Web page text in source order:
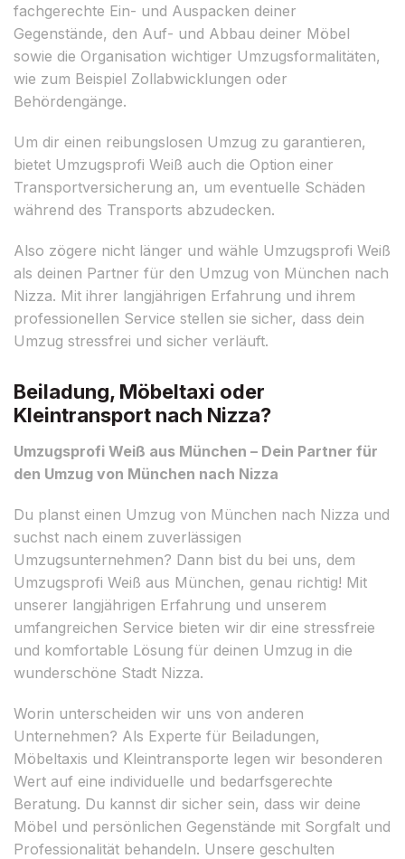
fachgerechte Ein- und Auspacken deiner
Gegenstände, den Auf- und Abbau deiner Möbel
sowie die Organisation wichtiger Umzugsformalitäten,
wie zum Beispiel Zollabwicklungen oder
Behördengänge.
Um dir einen reibungslosen Umzug zu garantieren,
bietet Umzugsprofi Weiß auch die Option einer
Transportversicherung an, um eventuelle Schäden
während des Transports abzudecken.
Also zögere nicht länger und wähle Umzugsprofi Weiß
als deinen Partner für den Umzug von München nach
Nizza. Mit ihrer langjährigen Erfahrung und ihrem
professionellen Service stellen sie sicher, dass dein
Umzug stressfrei und sicher verläuft.
Beiladung, Möbeltaxi oder
Kleintransport nach Nizza?
Umzugsprofi Weiß aus München – Dein Partner für
den Umzug von München nach Nizza
Du planst einen Umzug von München nach Nizza und
suchst nach einem zuverlässigen
Umzugsunternehmen? Dann bist du bei uns, dem
Umzugsprofi Weiß aus München, genau richtig! Mit
unserer langjährigen Erfahrung und unserem
umfangreichen Service bieten wir dir eine stressfreie
und komfortable Lösung für deinen Umzug in die
wunderschöne Stadt Nizza.
Worin unterscheiden wir uns von anderen
Unternehmen? Als Experte für Beiladungen,
Möbeltaxis und Kleintransporte legen wir besonderen
Wert auf eine individuelle und bedarfsgerechte
Beratung. Du kannst dir sicher sein, dass wir deine
Möbel und persönlichen Gegenstände mit Sorgfalt und
Professionalität behandeln. Unsere geschulten